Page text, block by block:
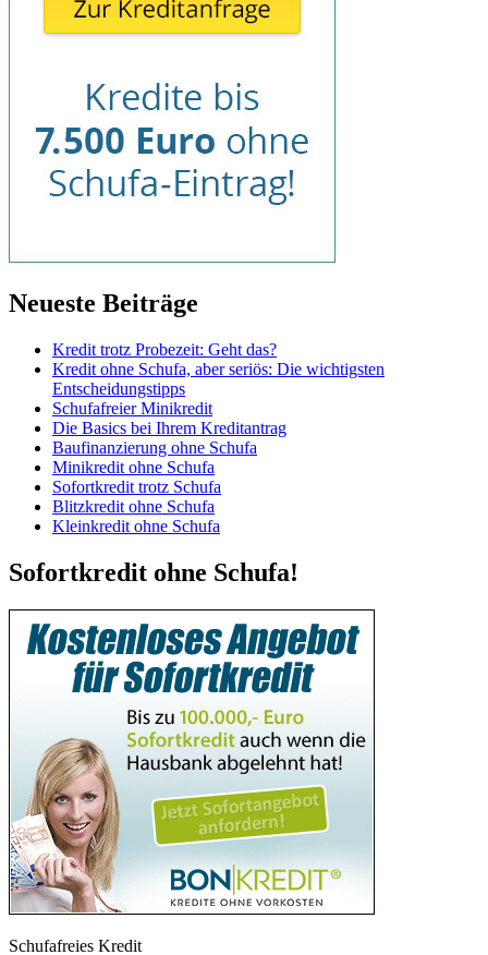
Neueste Beiträge
Kredit trotz Probezeit: Geht das?
Kredit ohne Schufa, aber seriös: Die wichtigsten
Entscheidungstipps
Schufafreier Minikredit
Die Basics bei Ihrem Kreditantrag
Baufinanzierung ohne Schufa
Minikredit ohne Schufa
Sofortkredit trotz Schufa
Blitzkredit ohne Schufa
Kleinkredit ohne Schufa
Sofortkredit ohne Schufa!
Schufafreies Kredit